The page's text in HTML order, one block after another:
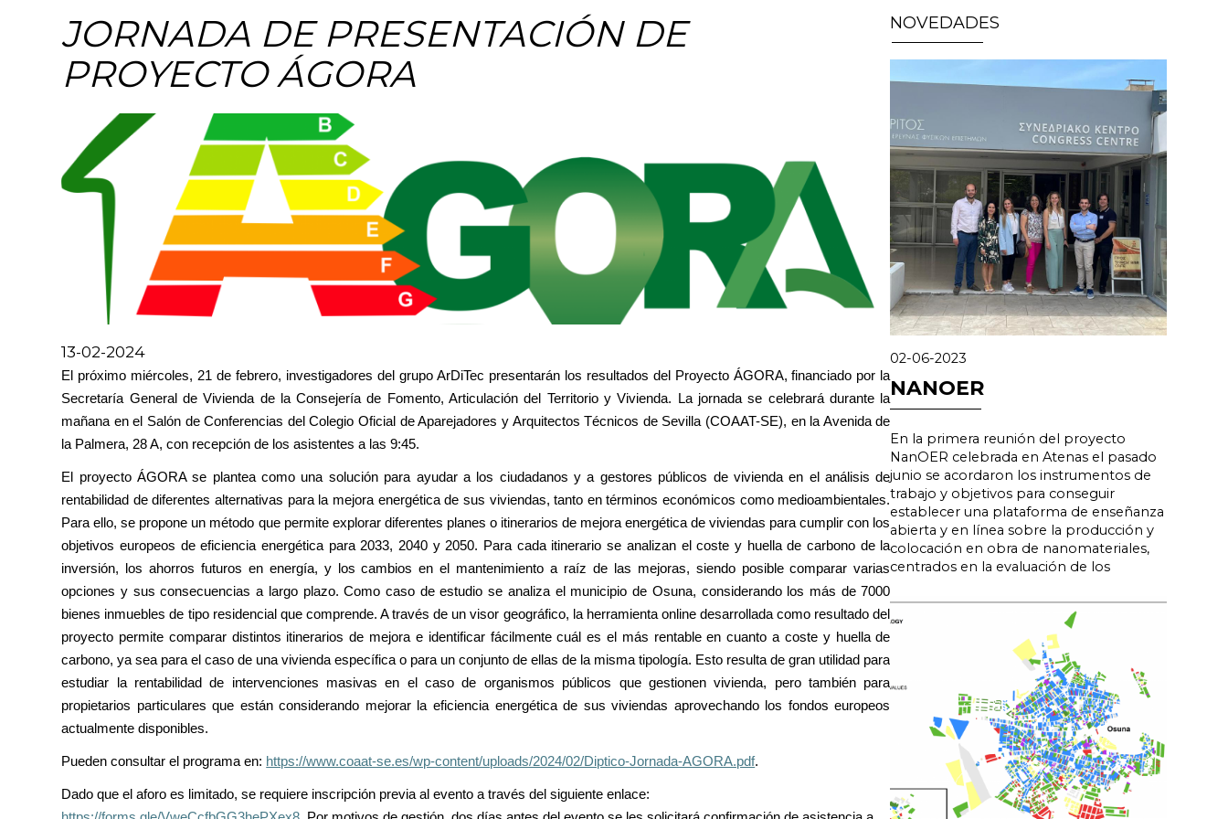
JORNADA DE PRESENTACIÓN DE
PROYECTO ÁGORA
Image
13-02-2024
El próximo miércoles, 21 de febrero, investigadores del grupo ArDiTec presentarán los resultados del Proyecto ÁGORA, financiado por la
Secretaría General de Vivienda de la Consejería de Fomento, Articulación del Territorio y Vivienda. La jornada se celebrará durante la
mañana en el Salón de Conferencias del Colegio Oficial de Aparejadores y Arquitectos Técnicos de Sevilla (COAAT-SE), en la Avenida de
la Palmera, 28 A, con recepción de los asistentes a las 9:45.
El proyecto ÁGORA se plantea como una solución para ayudar a los ciudadanos y a gestores públicos de vivienda en el análisis de
rentabilidad de diferentes alternativas para la mejora energética de sus viviendas, tanto en términos económicos como medioambientales.
Para ello, se propone un método que permite explorar diferentes planes o itinerarios de mejora energética de viviendas para cumplir con los
objetivos europeos de eficiencia energética para 2033, 2040 y 2050. Para cada itinerario se analizan el coste y huella de carbono de la
inversión, los ahorros futuros en energía, y los cambios en el mantenimiento a raíz de las mejoras, siendo posible comparar varias
opciones y sus consecuencias a largo plazo. Como caso de estudio se analiza el municipio de Osuna, considerando los más de 7000
bienes inmuebles de tipo residencial que comprende. A través de un visor geográfico, la herramienta online desarrollada como resultado del
proyecto permite comparar distintos itinerarios de mejora e identificar fácilmente cuál es el más rentable en cuanto a coste y huella de
carbono, ya sea para el caso de una vivienda específica o para un conjunto de ellas de la misma tipología. Esto resulta de gran utilidad para
estudiar la rentabilidad de intervenciones masivas en el caso de organismos públicos que gestionen vivienda, pero también para
propietarios particulares que están considerando mejorar la eficiencia energética de sus viviendas aprovechando los fondos europeos
actualmente disponibles.
Pueden consultar el programa en: https://www.coaat-se.es/wp-content/uploads/2024/02/Diptico-Jornada-AGORA.pdf.
Dado que el aforo es limitado, se requiere inscripción previa al evento a través del siguiente enlace:
NOVEDADES
02-06-2023
NANOER
En la primera reunión del proyecto
NanOER celebrada en Atenas el pasado
junio se acordaron los instrumentos de
trabajo y objetivos para conseguir
establecer una plataforma de enseñanza
abierta y en línea sobre la producción y
colocación en obra de nanomateriales,
centrados en la evaluación de los